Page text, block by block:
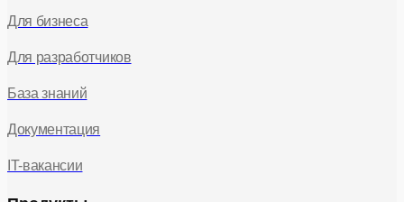
Для бизнеса
Для разработчиков
База знаний
Документация
IT-вакансии